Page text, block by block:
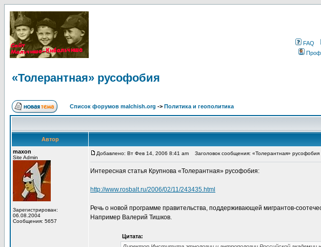
FAQ
«Толерантная» русофобия
Список форумов malchish.org -> Политика и геополитика
Автор
maxon
Site Admin
Зарегистрирован:
06.08.2004
Сообщения: 5657
Добавлено: Вт Фев 14, 2006 8:41 am Заголовок сообщения: «Толерантная» русофобия
Интересная статья Крупнова «Толерантная» русофобия:
http://www.rosbalt.ru/2006/02/11/243435.html
Речь о новой программе правительства, поддерживающей мигрантов-
Например Валерий Тишков.
Цитата: